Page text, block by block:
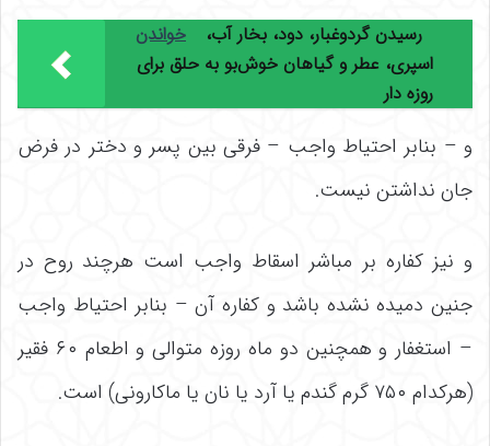
خواندن
رسیدن گردوغبار، دود، بخار آب،
اسپری، عطر و گیاهان خوش‌بو به حلق برای
روزه دار
و – بنابر احتیاط واجب – فرقی بین پسر و دختر در فرض
جان نداشتن نیست.
و نیز کفاره بر مباشر اسقاط واجب است هرچند روح در
جنین دمیده نشده باشد و کفاره آن – بنابر احتیاط واجب
– استغفار و همچنین دو ماه روزه متوالی و اطعام ۶۰ فقیر
(هرکدام ۷۵۰ گرم گندم یا آرد یا نان یا ماکارونی) است.